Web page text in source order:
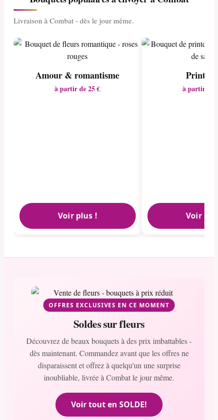
Livraison à Combat - dès le jour même.
Amour & romantisme
à partir de 25 €
Voir plus !
à partir de
Voir
OFFRES EXCLUSIVES EN CE MOMENT
Soldes sur fleurs
Découvrez de beaux bouquets à des prix imbattables -
dès maintenant. Commandez avant que les offres ne
disparaissent et offrez à quelqu'un une surprise
inoubliable, livrée à Combat le jour même.
Voir tout en SOLDE!